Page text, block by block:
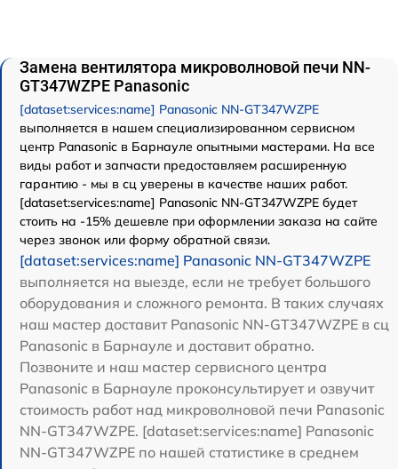
Замена вентилятора микроволновой печи NN-
GT347WZPE Panasonic
[dataset:services:name] Panasonic NN-GT347WZPE
выполняется в нашем специализированном сервисном
центр Panasonic в Барнауле опытными мастерами. На все
виды работ и запчасти предоставляем расширенную
гарантию - мы в сц уверены в качестве наших работ.
[dataset:services:name] Panasonic NN-GT347WZPE будет
стоить на -15% дешевле при оформлении заказа на сайте
через звонок или форму обратной связи.
[dataset:services:name] Panasonic NN-GT347WZPE
выполняется на выезде, если не требует большого
оборудования и сложного ремонта. В таких случаях
наш мастер доставит Panasonic NN-GT347WZPE в сц
Panasonic в Барнауле и доставит обратно.
Позвоните и наш мастер сервисного центра
Panasonic в Барнауле проконсультирует и озвучит
стоимость работ над микроволновой печи Panasonic
NN-GT347WZPE. [dataset:services:name] Panasonic
NN-GT347WZPE по нашей статистике в среднем